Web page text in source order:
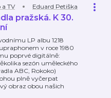
TV Eduard Petiška
pražská. K 30.
LP albu 1218
v roce 1980
poprvé digitálně:
sezón uměleckého
ABC, Rokoko)
plně vyčerpat
obraz obou našich